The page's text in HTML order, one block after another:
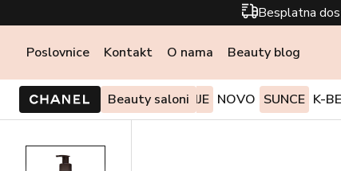
Besplatna
Poslovnice Kontakt O nama Beauty blog
Beauty saloni
PONUDE I AKCIJE NOVO SUNCE K-